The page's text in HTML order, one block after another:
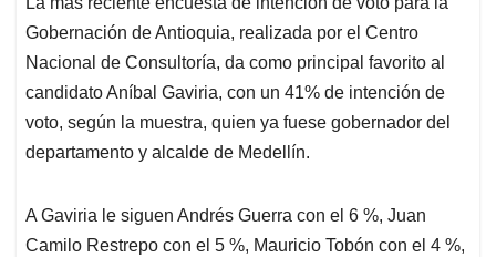
s
A
p
p
b
o
o
k
e
d
I
n
l
a
d
s
Gobernación de Antioquia, realizada por el Centro
Nacional de Consultoría, da como principal favorito al
candidato Aníbal Gaviria, con un 41% de intención de
voto, según la muestra, quien ya fuese gobernador del
departamento y alcalde de Medellín.
A Gaviria le siguen Andrés Guerra con el 6 %, Juan
Camilo Restrepo con el 5 %, Mauricio Tobón con el 4 %,